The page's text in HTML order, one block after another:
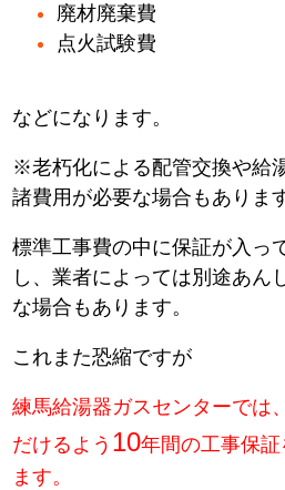
廃材廃棄費
点火試験費
などになります。
※老朽化による配管交換や給
諸費用が必要な場合もありま
標準工事費の中に保証が入っ
し、業者によっては別途あん
な場合もあります。
これまた恐縮ですが
練馬給湯器ガスセンターでは
だけるよう 10年間の工事保
ます。